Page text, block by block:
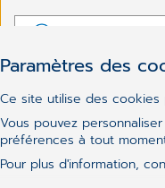
Paramètres des
Ce site utilise des
Vous pouvez
préférences à tout
Pour plus d'information,